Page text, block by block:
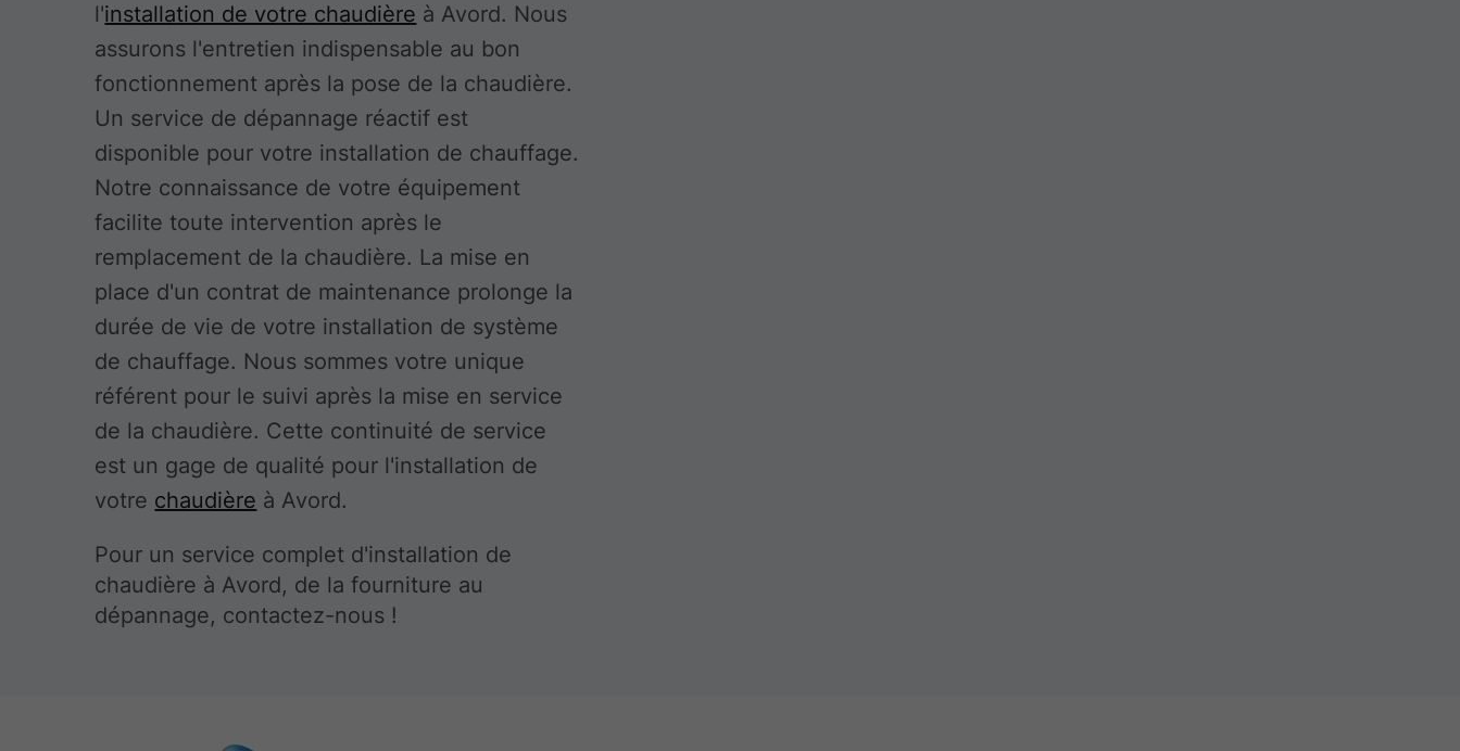
l'installation de votre chaudière à Avord. Nous
assurons l'entretien indispensable au bon
fonctionnement après la pose de la chaudière.
Un service de dépannage réactif est
disponible pour votre installation de chauffage.
Notre connaissance de votre équipement
facilite toute intervention après le
remplacement de la chaudière. La mise en
place d'un contrat de maintenance prolonge la
durée de vie de votre installation de système
de chauffage. Nous sommes votre unique
référent pour le suivi après la mise en service
de la chaudière. Cette continuité de service
est un gage de qualité pour l'installation de
votre chaudière à Avord.
Pour un service complet d'installation de
chaudière à Avord, de la fourniture au
dépannage, contactez-nous !